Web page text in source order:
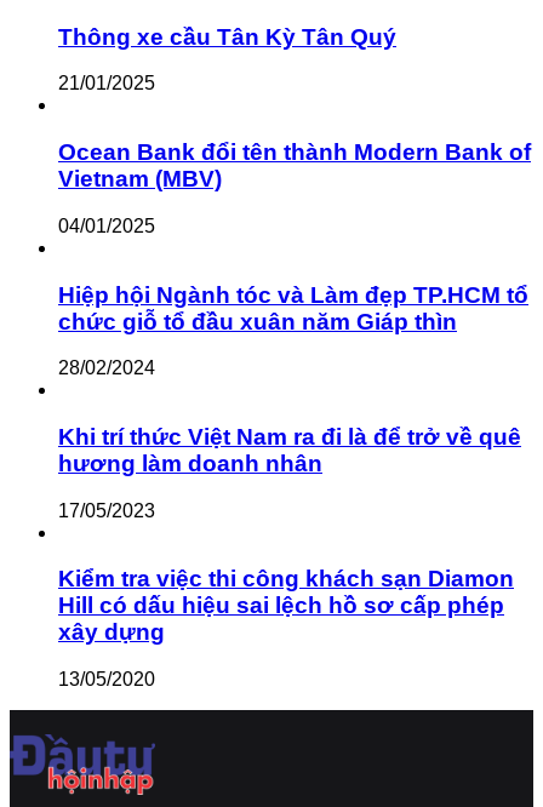
Thông xe cầu Tân Kỳ Tân Quý
21/01/2025
Ocean Bank đổi tên thành Modern Bank of
Vietnam (MBV)
04/01/2025
Hiệp hội Ngành tóc và Làm đẹp TP.HCM tổ
chức giỗ tổ đầu xuân năm Giáp thìn
28/02/2024
Khi trí thức Việt Nam ra đi là để trở về quê
hương làm doanh nhân
17/05/2023
Kiểm tra việc thi công khách sạn Diamon
Hill có dấu hiệu sai lệch hồ sơ cấp phép
xây dựng
13/05/2020